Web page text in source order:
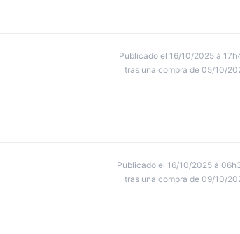
Publicado el 16/10/2025 à
tras una compra de 05/10/
Publicado el 16/10/2025 à
tras una compra de 09/10/